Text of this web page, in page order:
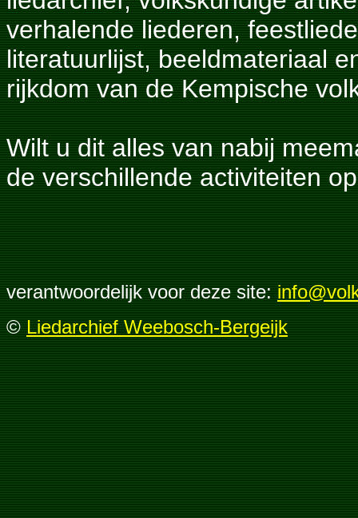
verhalende liederen,
literatuurlijst, beeldmateriaal
rijkdom van de Kempische
Wilt u dit alles van nabij
de verschillende activiteiten
verantwoordelijk voor deze site:
©Liedarchief Weebosch-Bergeijk